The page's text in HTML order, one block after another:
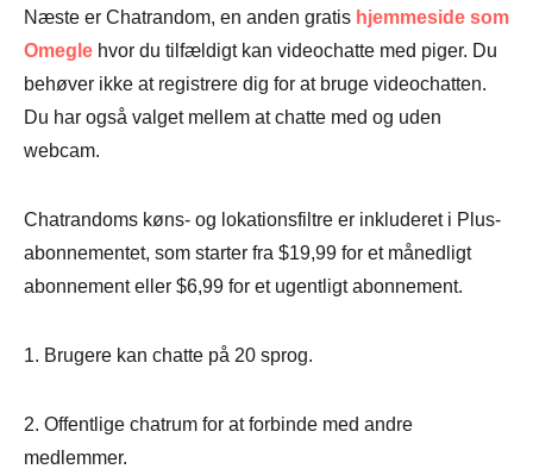
Næste er Chatrandom, en anden gratis hjemmeside som
Omegle hvor du tilfældigt kan videochatte med piger. Du
behøver ikke at registrere dig for at bruge videochatten.
Du har også valget mellem at chatte med og uden
webcam.
Chatrandoms køns- og lokationsfiltre er inkluderet i Plus-
abonnementet, som starter fra $19,99 for et månedligt
abonnement eller $6,99 for et ugentligt abonnement.
1. Brugere kan chatte på 20 sprog.
2. Offentlige chatrum for at forbinde med andre
medlemmer.